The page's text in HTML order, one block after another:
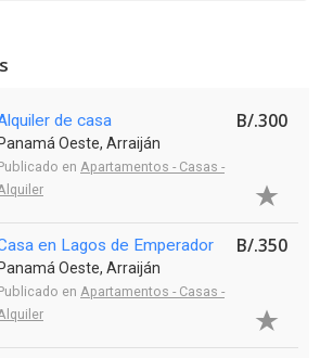
de casa
Panamá Oeste, Arraiján
en Apartamentos - Casas -
B/.300
en Lagos de Emperador
Panamá Oeste, Arraiján
en Apartamentos - Casas -
B/.350